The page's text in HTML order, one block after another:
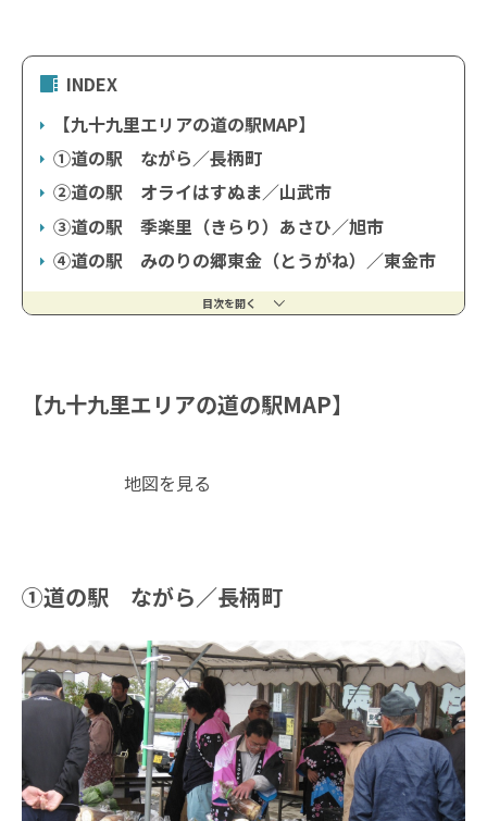
INDEX
【九十九里エリアの道の駅MAP】
①道の駅 ながら／長柄町
②道の駅 オライはすぬま／山武市
③道の駅 季楽里（きらり）あさひ／旭市
④道の駅 みのりの郷東金（とうがね）／東金市
目次を開く
【九十九里エリアの道の駅MAP】
地図を見る
①道の駅 ながら／長柄町